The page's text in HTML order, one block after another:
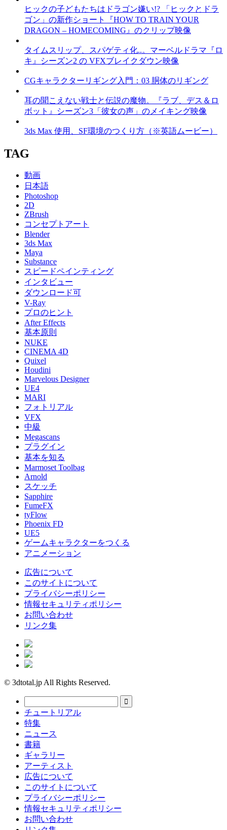
ヒックの子どもたちはドラゴン嫌い!? 「ヒックとドラ
ゴン」の新作ショート『HOW TO TRAIN YOUR
DRAGON – HOMECOMING』のクリップ映像
タイムスリップ、スパゲティ化..。マーベルドラマ『ロ
キ』シーズン2 の VFXブレイクダウン映像
CGキャラクターリギング入門：03 胴体のリギング
耳の聞こえない戦士と伝説の魔物。『ラブ、デス＆ロ
ボット』シーズン3「彼女の声」のメイキング映像
3ds Max 使用、SF環境のつくり方（※英語ムービー）
TAG
動画
日本語
Photoshop
2D
ZBrush
コンセプトアート
Blender
3ds Max
Maya
Substance
スピードペインティング
インタビュー
ダウンロード可
V-Ray
プロのヒント
After Effects
基本原則
NUKE
CINEMA 4D
Quixel
Houdini
Marvelous Designer
UE4
MARI
フォトリアル
VFX
中級
Megascans
プラグイン
基本を知る
Marmoset Toolbag
Arnold
スケッチ
Sapphire
FumeFX
tyFlow
Phoenix FD
UE5
ゲームキャラクターをつくる
アニメーション
広告について
このサイトについて
プライバシーポリシー
情報セキュリティポリシー
お問い合わせ
リンク集
© 3dtotal.jp All Rights Reserved.
チュートリアル
特集
ニュース
書籍
ギャラリー
アーティスト
広告について
このサイトについて
プライバシーポリシー
情報セキュリティポリシー
お問い合わせ